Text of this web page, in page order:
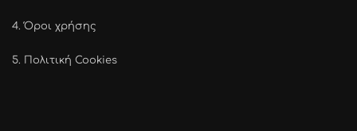
4.Όροι χρήσης
5. Πολιτική Cookies